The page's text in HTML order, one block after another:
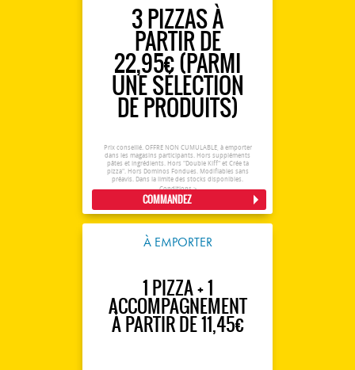
3 PIZZAS À
PARTIR DE
22,95€ (PARMI
UNE SÉLECTION
DE PRODUITS)
Prix conseillé. OFFRE NON CUMULABLE, à emporter
dans les magasins participants. Hors suppléments
pâtes et ingrédients. Hors "Double Kiff" et Crée ta
pizza". Hors Dominos Fondues. Modifiables sans
préavis. Dans la limite des stocks disponibles.
Conditions >
COMMANDEZ
À EMPORTER
1 PIZZA + 1
ACCOMPAGNEMENT
À PARTIR DE 11,45€